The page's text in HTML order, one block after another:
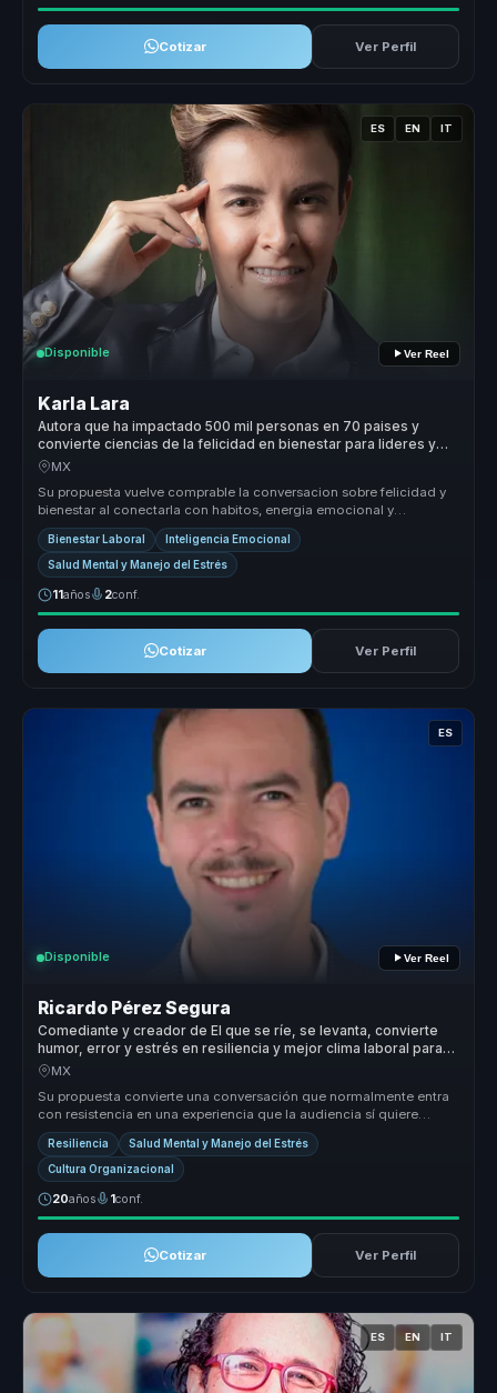
Cotizar Ver Perfil
ES EN IT
Disponible Ver Reel
Karla Lara
Autora que ha impactado 500 mil personas en 70 paises y
convierte ciencias de la felicidad en bienestar para lideres y
equipos.
MX
Su propuesta vuelve comprable la conversacion sobre felicidad y
bienestar al conectarla con habitos, energia emocional y
sostenibilidad d...
Bienestar Laboral Inteligencia Emocional
Salud Mental y Manejo del Estrés
11años 2conf.
Cotizar Ver Perfil
ES
Disponible Ver Reel
Ricardo Pérez Segura
Comediante y creador de El que se ríe, se levanta, convierte
humor, error y estrés en resiliencia y mejor clima laboral para
equipos.
MX
Su propuesta convierte una conversación que normalmente entra
con resistencia en una experiencia que la audiencia sí quiere
escuchar. Des...
Resiliencia Salud Mental y Manejo del Estrés
Cultura Organizacional
20años 1conf.
Cotizar Ver Perfil
ES EN IT